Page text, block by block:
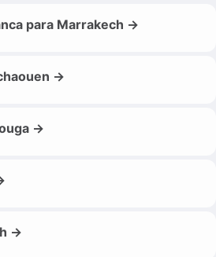
para Marrakech →
→
→
→